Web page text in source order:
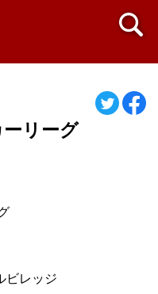
リーグ
ビレッジ